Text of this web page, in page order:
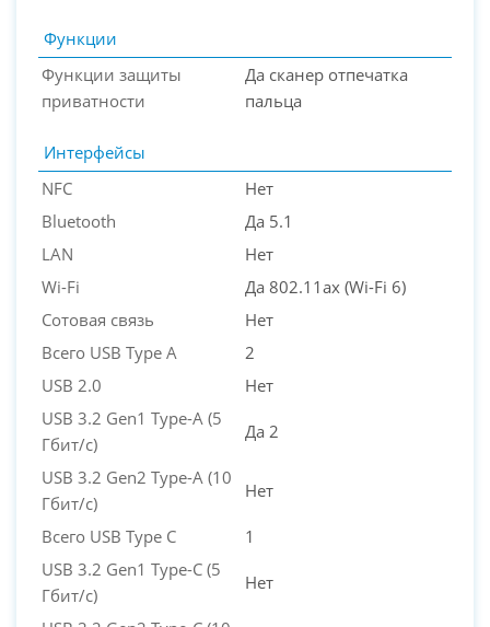
Функции
Функции защиты
приватности
Да сканер отпечатка
пальца
Интерфейсы
NFC
Нет
Bluetooth
Да 5.1
LAN
Нет
Wi-Fi
Да 802.11ax (Wi-Fi 6)
Сотовая связь
Нет
Всего USB Type A
2
USB 2.0
Нет
USB 3.2 Gen1 Type-A (5
Гбит/с)
Да 2
USB 3.2 Gen2 Type-A (10
Гбит/с)
Нет
Всего USB Type C
1
USB 3.2 Gen1 Type-C (5
Гбит/с)
Нет